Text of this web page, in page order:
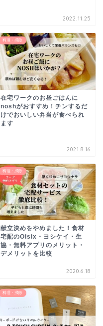
2022.11.25
料理・掃除
在宅ワークのお昼ごはんに
noshがおすすめ！チンするだ
けでおいしい弁当が食べられ
ます
2021.8.16
料理・掃除
献立決めをやめました！食材
宅配のOisix・ヨシケイ・生
協・無料アプリのメリット・
デメリットを比較
2020.6.18
料理・掃除